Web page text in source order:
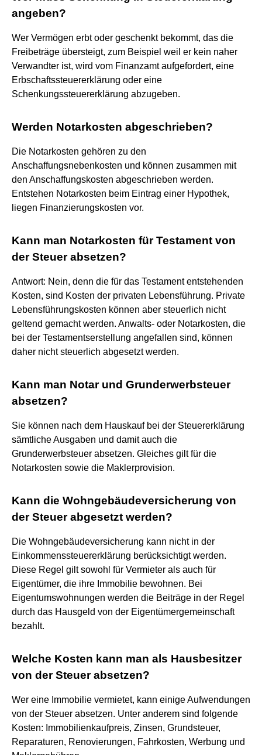
angeben?
Wer Vermögen erbt oder geschenkt bekommt, das die
Freibeträge übersteigt, zum Beispiel weil er kein naher
Verwandter ist, wird vom Finanzamt aufgefordert, eine
Erbschaftssteuererklärung oder eine
Schenkungssteuererklärung abzugeben.
Werden Notarkosten abgeschrieben?
Die Notarkosten gehören zu den
Anschaffungsnebenkosten und können zusammen mit
den Anschaffungskosten abgeschrieben werden.
Entstehen Notarkosten beim Eintrag einer Hypothek,
liegen Finanzierungskosten vor.
Kann man Notarkosten für Testament von
der Steuer absetzen?
Antwort: Nein, denn die für das Testament entstehenden
Kosten, sind Kosten der privaten Lebensführung. Private
Lebensführungskosten können aber steuerlich nicht
geltend gemacht werden. Anwalts- oder Notarkosten, die
bei der Testamentserstellung angefallen sind, können
daher nicht steuerlich abgesetzt werden.
Kann man Notar und Grunderwerbsteuer
absetzen?
Sie können nach dem Hauskauf bei der Steuererklärung
sämtliche Ausgaben und damit auch die
Grunderwerbsteuer absetzen. Gleiches gilt für die
Notarkosten sowie die Maklerprovision.
Kann die Wohngebäudeversicherung von
der Steuer abgesetzt werden?
Die Wohngebäudeversicherung kann nicht in der
Einkommenssteuererklärung berücksichtigt werden.
Diese Regel gilt sowohl für Vermieter als auch für
Eigentümer, die ihre Immobilie bewohnen. Bei
Eigentumswohnungen werden die Beiträge in der Regel
durch das Hausgeld von der Eigentümergemeinschaft
bezahlt.
Welche Kosten kann man als Hausbesitzer
von der Steuer absetzen?
Wer eine Immobilie vermietet, kann einige Aufwendungen
von der Steuer absetzen. Unter anderem sind folgende
Kosten: Immobilienkaufpreis, Zinsen, Grundsteuer,
Reparaturen, Renovierungen, Fahrkosten, Werbung und